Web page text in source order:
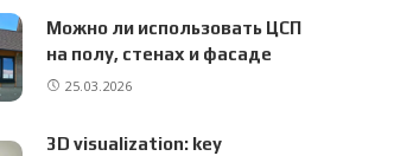
Можно ли использовать ЦСП
на полу, стенах и фасаде
25.03.2026
3D visualization: key